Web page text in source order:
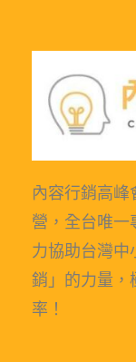
內容行銷高峰
營，全台唯一
力協助台灣中
銷」的力量，
率！